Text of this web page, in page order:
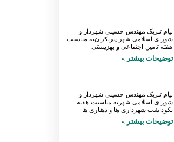
پیام تبریک مهندس حسینی شهردار و
شورای اسلامی شهر پیربکران‌به مناسبت
هفته تامین اجتماعی و بهزیستی
توضیحات بیشتر »
پیام تبریک مهندس حسینی شهردار و
شورای اسلامی شهربه مناسبت هفته
نکوداشت شهرداری ها و دهیاری ها
توضیحات بیشتر »